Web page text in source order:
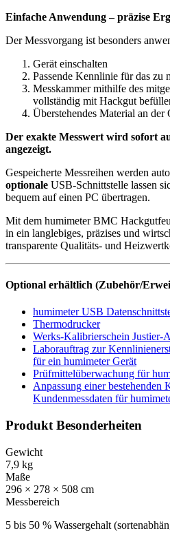
Einfache Anwendung – präzise
Der Messvorgang ist besonders
Gerät einschalten
Passende Kennlinie für das zu
Messkammer mithilfe des
vollständig mit Hackgut
Überstehendes Material an der
Der exakte Messwert wird sofort
angezeigt.
Gespeicherte Messreihen werden
optionale USB-Schnittstelle lassen
bequem auf einen PC übertragen.
Mit dem humimeter BMC
in ein langlebiges, präzises und
transparente Qualitäts- und
Optional erhältlich (Zubehör/
humimeter USB
Thermodrucker
Werks-Kalibrierschein Justier-
Laborauftrag zur
für ein humimeter Gerät
Prüfmittelüberwachung für
Anpassung einer bestehenden
Kundenmessdaten für
Produkt Besonderheiten
Gewicht
7,9 kg
Maße
296 × 278 × 508 cm
Messbereich
5 bis 50 % Wassergehalt